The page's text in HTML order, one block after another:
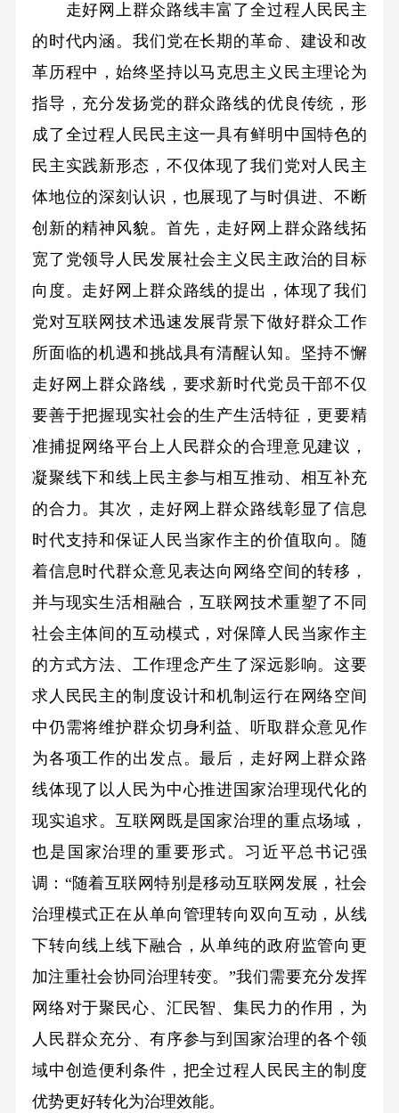
走好网上群众路线丰富了全过程人民民主
的时代内涵。我们党在长期的革命、建设和改
革历程中，始终坚持以马克思主义民主理论为
指导，充分发扬党的群众路线的优良传统，形
成了全过程人民民主这一具有鲜明中国特色的
民主实践新形态，不仅体现了我们党对人民主
体地位的深刻认识，也展现了与时俱进、不断
创新的精神风貌。首先，走好网上群众路线拓
宽了党领导人民发展社会主义民主政治的目标
向度。走好网上群众路线的提出，体现了我们
党对互联网技术迅速发展背景下做好群众工作
所面临的机遇和挑战具有清醒认知。坚持不懈
走好网上群众路线，要求新时代党员干部不仅
要善于把握现实社会的生产生活特征，更要精
准捕捉网络平台上人民群众的合理意见建议，
凝聚线下和线上民主参与相互推动、相互补充
的合力。其次，走好网上群众路线彰显了信息
时代支持和保证人民当家作主的价值取向。随
着信息时代群众意见表达向网络空间的转移，
并与现实生活相融合，互联网技术重塑了不同
社会主体间的互动模式，对保障人民当家作主
的方式方法、工作理念产生了深远影响。这要
求人民民主的制度设计和机制运行在网络空间
中仍需将维护群众切身利益、听取群众意见作
为各项工作的出发点。最后，走好网上群众路
线体现了以人民为中心推进国家治理现代化的
现实追求。互联网既是国家治理的重点场域，
也是国家治理的重要形式。习近平总书记强
调：“随着互联网特别是移动互联网发展，社会
治理模式正在从单向管理转向双向互动，从线
下转向线上线下融合，从单纯的政府监管向更
加注重社会协同治理转变。”我们需要充分发挥
网络对于聚民心、汇民智、集民力的作用，为
人民群众充分、有序参与到国家治理的各个领
域中创造便利条件，把全过程人民民主的制度
优势更好转化为治理效能。